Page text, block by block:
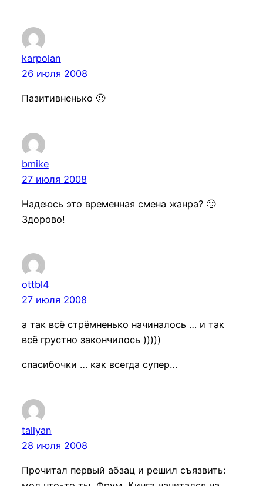
karpolan
26 июля 2008
Пазитивненько 🙂
bmike
27 июля 2008
Надеюсь это временная смена жанра? 🙂
Здорово!
ottbl4
27 июля 2008
а так всё стрёмненько начиналось … и так
всё грустно закончилось )))))
спасибочки … как всегда супер…
tallyan
28 июля 2008
Прочитал первый абзац и решил съязвить: